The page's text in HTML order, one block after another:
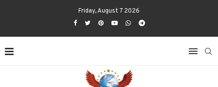
Friday, August 7 2026